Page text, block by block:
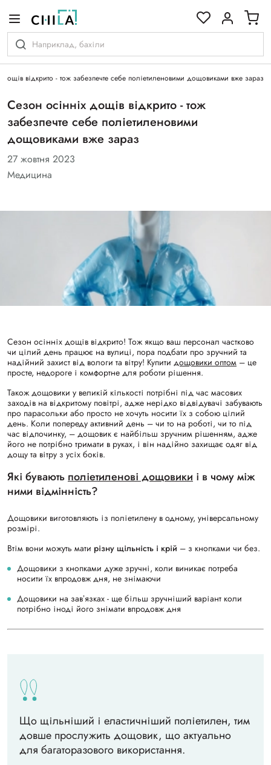
відкрито - тож забезпечте себе поліетиленовими дощовиками вже зараз
Сезон осінніх дощів відкрито - тож
забезпечте себе поліетиленовими
дощовиками вже зараз
27 жовтня 2023
Медицина
Сезон осінніх дощів відкрито! Тож якщо ваш персонал частково
чи цілий день працює на вулиці, пора подбати про зручний та
надійний захист від вологи та вітру! Купити дощовики оптом – це
просте, недороге і комфортне для роботи рішення.
Також дощовики у великій кількості потрібні під час масових
заходів на відкритому повітрі, адже нерідко відвідувачі забувають
про парасольки або просто не хочуть носити їх з собою цілий
день. Коли попереду активний день – чи то на роботі, чи то під
час відпочинку, – дощовик є найбільш зручним рішенням, адже
його не потрібно тримати в руках, і він надійно захищає одяг від
дощу та вітру з усіх боків.
Які бувають поліетиленові дощовики і в чому між
ними відмінність?
Дощовики виготовляють із поліетилену в одному, універсальному
розмірі.
Втім вони можуть мати різну щільність і крій – з кнопками чи без.
Дощовики з кнопками дуже зручні, коли виникає потреба
носити їх впродовж дня, не знімаючи
Дощовики на завʼязках - ще більш зручніший варіант коли
потрібно іноді його знімати впродовж дня
Що щільніший і еластичніший поліетилен, тим
довше прослужить дощовик, що актуально
для багаторазового використання.
гамі